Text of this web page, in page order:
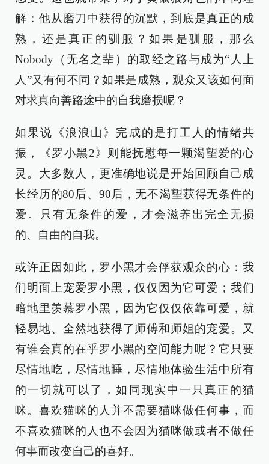
解：他从磨刀中获得的沉默，到底是真正的成
熟，还是真正的驯服？如果是驯服，那么
Nobody（无名之辈）的取经之路与成为“人上
人”又有何不同？如果是成熟，观众又该如何面
对求真向善路途中的自我磨损呢？
如果说《浪浪山》完成的是打工人的情绪共
振，《罗小黑2》则能抚慰每一颗渴望爱的心
灵。大多数人，更准确地说是开始回顾自己成
长经历的80后、90后，无不渴望获得无条件的
爱。只有无条件的爱，才会滋养出完全无损
的、自由的自我。
或许正因如此，罗小黑才会俘获观众的心：我
们明面上宠爱罗小黑，仅仅因为它可爱；我们
暗地里羡慕罗小黑，因为它仅仅依靠可爱，就
轻易地、全然地获得了师傅和师姐的宠爱。又
有谁会真的在乎罗小黑的空间能力呢？它只要
尽情地吃，尽情地睡，尽情地体验生活中所有
的一切就可以了，如同现实中一只真正的猫
咪。喜欢猫咪的人并不需要猫咪做任何事，而
不喜欢猫咪的人也不会因为猫咪做或者不做任
何事而改变自己的喜好。